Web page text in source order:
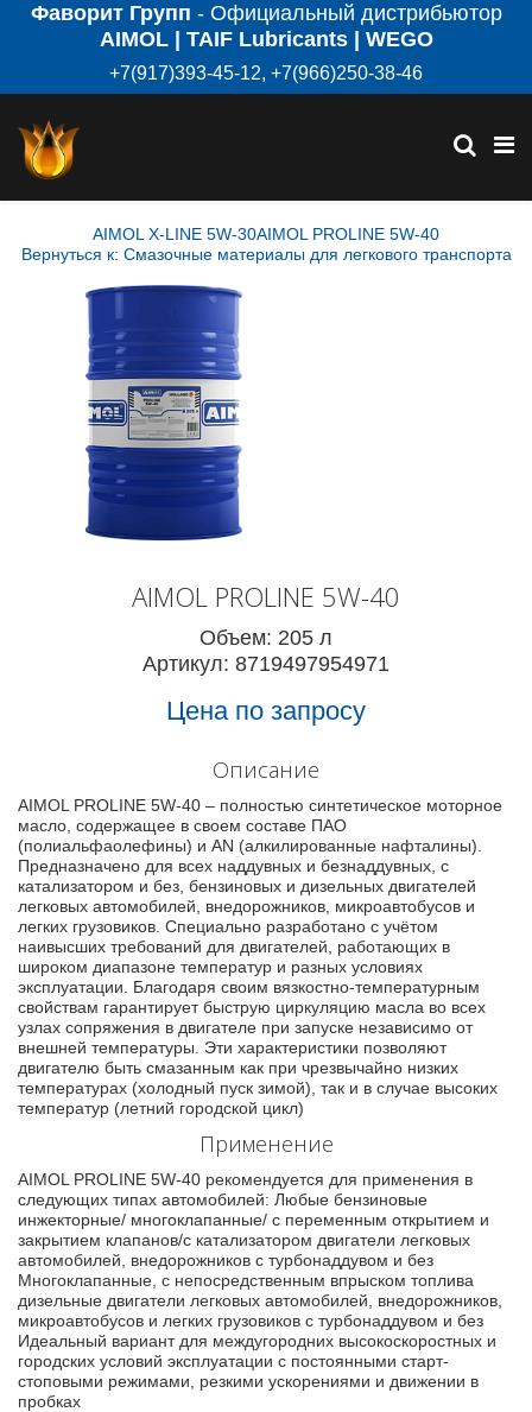
Фаворит Групп - Официальный дистрибьютор
AIMOL | TAIF Lubricants | WEGO
+7(917)393-45-12, +7(966)250-38-46
AIMOL X-LINE 5W-30AIMOL PROLINE 5W-40
Вернуться к: Смазочные материалы для легкового транспорта
AIMOL PROLINE 5W-40
Объем: 205 л
Артикул: 8719497954971
Цена по запросу
Описание
AIMOL PROLINE 5W-40 – полностью синтетическое моторное
масло, содержащее в своем составе ПАО
(полиальфаолефины) и AN (алкилированные нафталины).
Предназначено для всех наддувных и безнаддувных, с
катализатором и без, бензиновых и дизельных двигателей
легковых автомобилей, внедорожников, микроавтобусов и
легких грузовиков. Специально разработано с учётом
наивысших требований для двигателей, работающих в
широком диапазоне температур и разных условиях
эксплуатации. Благодаря своим вязкостно-температурным
свойствам гарантирует быструю циркуляцию масла во всех
узлах сопряжения в двигателе при запуске независимо от
внешней температуры. Эти характеристики позволяют
двигателю быть смазанным как при чрезвычайно низких
температурах (холодный пуск зимой), так и в случае высоких
температур (летний городской цикл)
Применение
AIMOL PROLINE 5W-40 рекомендуется для применения в
следующих типах автомобилей: Любые бензиновые
инжекторные/ многоклапанные/ с переменным открытием и
закрытием клапанов/с катализатором двигатели легковых
автомобилей, внедорожников с турбонаддувом и без
Многоклапанные, с непосредственным впрыском топлива
дизельные двигатели легковых автомобилей, внедорожников,
микроавтобусов и легких грузовиков с турбонаддувом и без
Идеальный вариант для междугородних высокоскоростных и
городских условий эксплуатации с постоянными старт-
стоповыми режимами, резкими ускорениями и движении в
пробках